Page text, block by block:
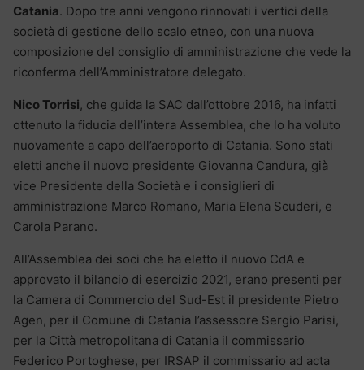
Catania. Dopo tre anni vengono rinnovati i vertici della
società di gestione dello scalo etneo, con una nuova
composizione del consiglio di amministrazione che vede la
riconferma dell’Amministratore delegato.
Nico Torrisi, che guida la SAC dall’ottobre 2016, ha infatti
ottenuto la fiducia dell’intera Assemblea, che lo ha voluto
nuovamente a capo dell’aeroporto di Catania. Sono stati
eletti anche il nuovo presidente Giovanna Candura, già
vice Presidente della Società e i consiglieri di
amministrazione Marco Romano, Maria Elena Scuderi, e
Carola Parano.
All’Assemblea dei soci che ha eletto il nuovo CdA e
approvato il bilancio di esercizio 2021, erano presenti per
la Camera di Commercio del Sud-Est il presidente Pietro
Agen, per il Comune di Catania l’assessore Sergio Parisi,
per la Città metropolitana di Catania il commissario
Federico Portoghese, per IRSAP il commissario ad acta